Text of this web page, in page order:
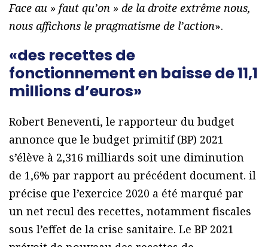
Face au » faut qu’on » de la droite extrême nous,
nous affichons le pragmatisme de l’action».
«des recettes de
fonctionnement en baisse de 11,1
millions d’euros»
Robert Beneventi, le rapporteur du budget
annonce que le budget primitif (BP) 2021
s’élève à 2,316 milliards soit une diminution
de 1,6% par rapport au précédent document. il
précise que l’exercice 2020 a été marqué par
un net recul des recettes, notamment fiscales
sous l’effet de la crise sanitaire. Le BP 2021